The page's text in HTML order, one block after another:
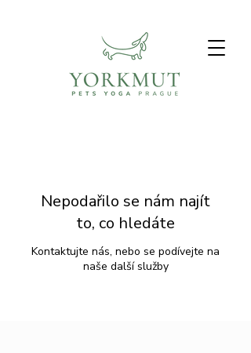
Nepodařilo se nám najít
to, co hledáte
Kontaktujte nás, nebo se podívejte na
naše další služby